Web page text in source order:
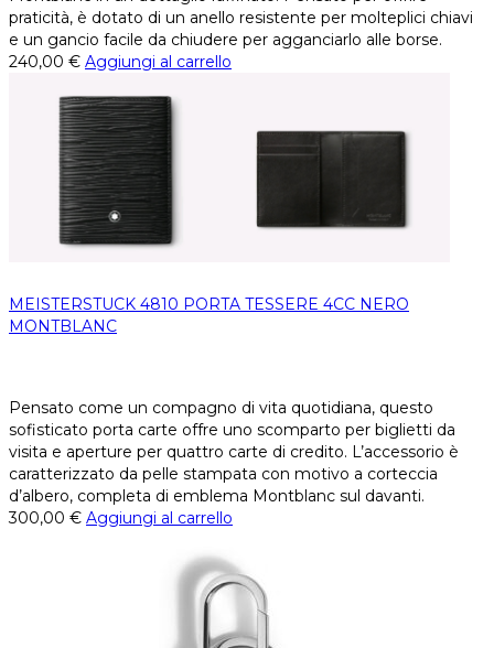
praticità, è dotato di un anello resistente per molteplici chiavi
e un gancio facile da chiudere per agganciarlo alle borse.
240,00 € Aggiungi al carrello
MEISTERSTUCK 4810 PORTA TESSERE 4CC NERO
MONTBLANC
Pensato come un compagno di vita quotidiana, questo
sofisticato porta carte offre uno scomparto per biglietti da
visita e aperture per quattro carte di credito. L’accessorio è
caratterizzato da pelle stampata con motivo a corteccia
d’albero, completa di emblema Montblanc sul davanti.
300,00 € Aggiungi al carrello